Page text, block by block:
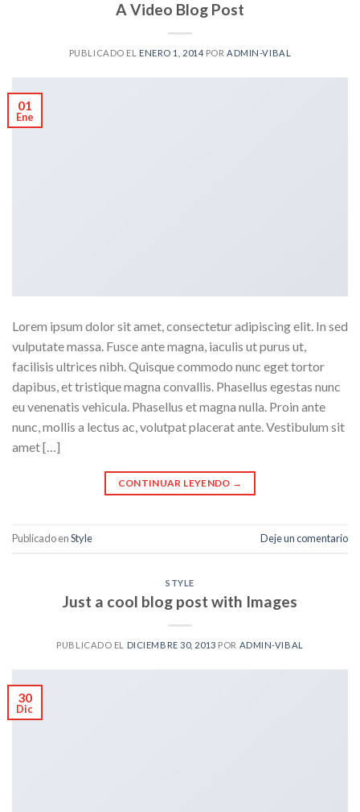
A Video Blog Post
PUBLICADO EL ENERO 1, 2014 PORADMIN-VIBAL
01
Ene
Lorem ipsum dolor sit amet, consectetur adipiscing elit. In sed
vulputate massa. Fusce ante magna, iaculis ut purus ut,
facilisis ultrices nibh. Quisque commodo nunc eget tortor
dapibus, et tristique magna convallis. Phasellus egestas nunc
eu venenatis vehicula. Phasellus et magna nulla. Proin ante
nunc, mollis a lectus ac, volutpat placerat ante. Vestibulum sit
amet […]
CONTINUAR LEYENDO →
Publicado enStyle Deje un comentario
STYLE
Just a cool blog post with Images
PUBLICADO EL DICIEMBRE 30, 2013 POR ADMIN-VIBAL
30
Dic